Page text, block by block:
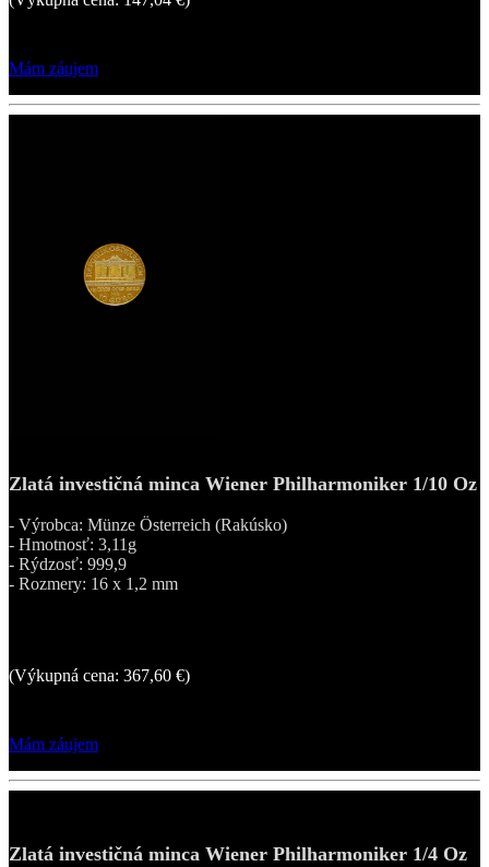
Mám záujem
Zlatá investičná minca Wiener Philharmoniker 1/10 Oz
- Výrobca: Münze Österreich (Rakúsko)
- Hmotnosť: 3,11g
- Rýdzosť: 999,9
- Rozmery: 16 x 1,2 mm
(Výkupná cena: 367,60 €)
Mám záujem
Zlatá investičná minca Wiener Philharmoniker 1/4 Oz